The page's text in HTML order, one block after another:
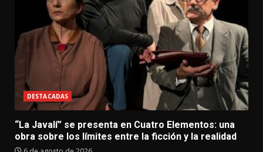
DESTACADAS
“La Javalí” se presenta en Cuatro Elementos: una
obra sobre los límites entre la ficción y la realidad